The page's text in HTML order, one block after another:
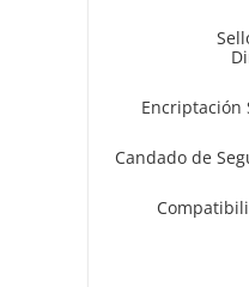
Encriptación
Candado de